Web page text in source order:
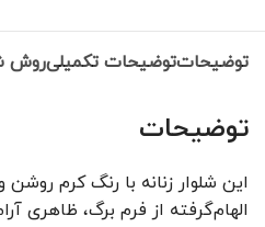
توضیحاتتوضیحات تکمیلیروش
توضیحات
این شلوار زنانه با رنگ کرم
الهام‌گرفته از فرم برگ، ظاهری